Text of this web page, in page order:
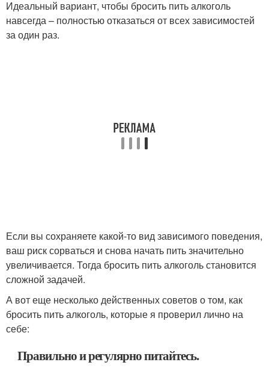
Идеальный вариант, чтобы бросить пить алкоголь
навсегда – полностью отказаться от всех зависимостей
за один раз.
Если вы сохраняете какой-то вид зависимого поведения,
ваш риск сорваться и снова начать пить значительно
увеличивается. Тогда бросить пить алкоголь становится
сложной задачей.
А вот еще несколько действенных советов о том, как
бросить пить алкоголь, которые я проверил лично на
себе:
Правильно и регулярно питайтесь.